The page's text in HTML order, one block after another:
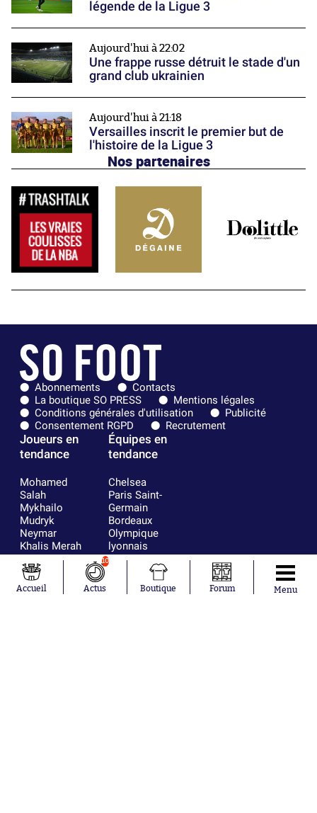
légende de la Ligue 3
Aujourd'hui à 22:02
Une frappe russe détruit le stade d'un
grand club ukrainien
Aujourd'hui à 21:18
Versailles inscrit le premier but de
l'histoire de la Ligue 3
Nos partenaires
Abonnements
Contacts
La boutique SO PRESS
Mentions légales
Conditions générales d'utilisation
Publicité
Consentement RGPD
Recrutement
Joueurs en
tendance
Mohamed
Salah
Mykhailo
Mudryk
Neymar
Khalis Merah
Loïs Openda
Moussa
Niakhaté
Équipes en
tendance
Chelsea
Paris Saint-
Germain
Bordeaux
Olympique
lyonnais
FIFA
Real Madrid
RC Strasbourg
AC Milan
Accueil
10
Actus Boutique Forum Menu